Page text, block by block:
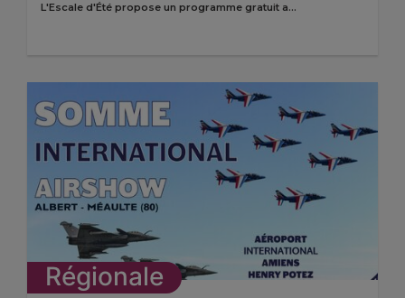
L'Escale d'Été propose un programme gratuit a...
Régionale